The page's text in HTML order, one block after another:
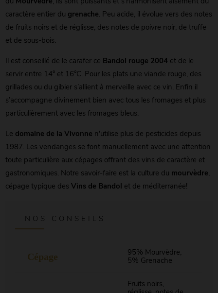
du Mourvèdre, ils sont puissants et s'harmonisent aisément du
caractère entier du grenache. Peu acide, il évolue vers des notes
de fruits noirs et de réglisse, des notes de poivre noir, de truffe
et de sous-bois.
Il est conseillé de le carafer ce Bandol rouge 2004 et de le
servir entre 14° et 16°C. Pour les plats une viande rouge, des
grillades ou du gibier s’allient à merveille avec ce vin. Enfin il
s’accompagne divinement bien avec tous les fromages et plus
particulièrement avec les fromages bleus.
Le domaine de la Vivonne n'utilise plus de pesticides depuis
1987. Les vendanges se font manuellement avec une attention
toute particulière aux cépages offrant des vins de caractère et
gastronomiques. Notre savoir-faire est la culture du mourvèdre,
cépage typique des Vins de Bandol et de méditerranée!
NOS CONSEILS
Cépage
95% Mourvèdre,
5% Grenache
Fruits noirs,